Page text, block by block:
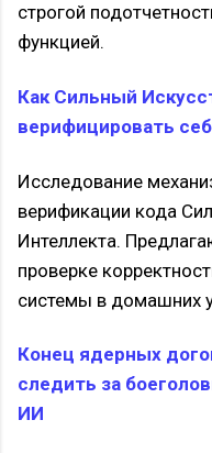
строгой
функцией.
Как Сильный
верифицировать
Исследование
верификации кода
Интеллекта.
проверке
системы в домашних
Конец ядерных
следить за
ИИ